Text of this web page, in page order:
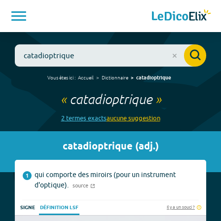
Vous êtes ici : Accueil Dictionnaire catadioptrique
« catadioptrique»
2 termesexactsaucunesuggestion
catadioptrique (adj.)
1
qui comporte des miroirs (pour un instrument
d'optique).
source
SIGNE DÉFINITION LSF Il y a un souci ?